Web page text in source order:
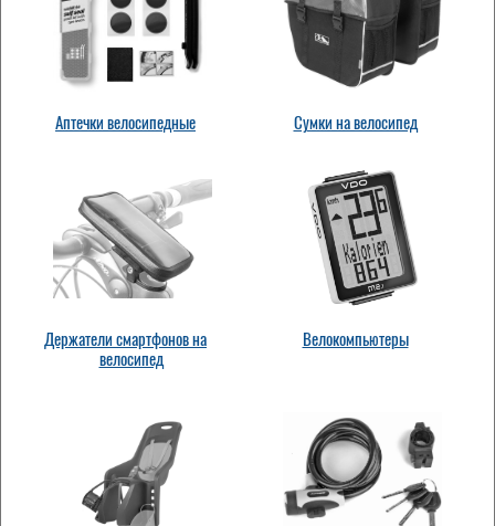
Аптечки велосипедные Сумки на велосипед
Держатели смартфонов на
велосипед
Велокомпьютеры